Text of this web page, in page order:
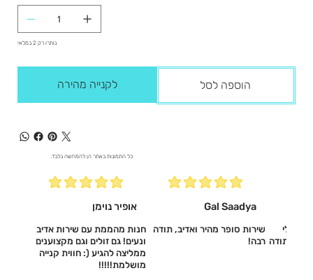
נותרו רק 2 במלאי
הוספה לסל לקנייה מהירה
כל התמונות באתר הן להמחשה בלבד.
אופיר נוימן
חנות מהממת עם שירות אדיב
ונעים! גם זולים וגם מקצוענים
ממליצה להגיע (: חווית קנייה
מושלמת!!!!!‎
Gal Saadya
שירות סופר מהיר ואדיב, תודה
רבה!
לי
תודה